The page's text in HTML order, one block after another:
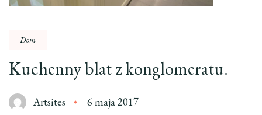
Dom
Kuchenny blat z konglomeratu.
Artsites 6 maja 2017